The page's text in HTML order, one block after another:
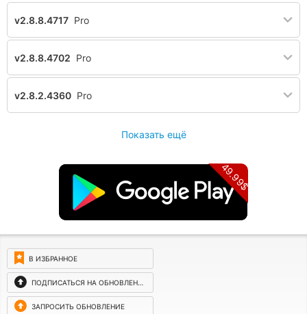
v2.8.8.4717 Pro
v2.8.8.4702 Pro
v2.8.2.4360 Pro
Показать ещё
49.99$
В ИЗБРАННОЕ
ПОДПИСАТЬСЯ НА ОБНОВЛЕНИЯ
ЗАПРОСИТЬ ОБНОВЛЕНИЕ